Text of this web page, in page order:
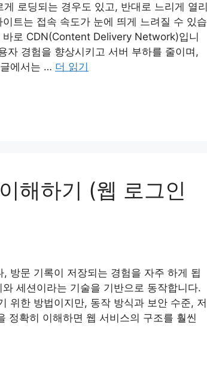
로딩되는 경우도 있고, 반대로 느리게 열리
트는 접속 속도가 눈에 띄게 느려질 수 있습
로 CDN(Content Delivery Network)입니
자 경험을 향상시키고 서버 부하를 줄이며,
에서는 … 더 읽기
해하기 (웹 로그인
방문 기록이 저장되는 경험을 자주 하게 됩
세션이라는 기술을 기반으로 동작합니다.
위한 방법이지만, 동작 방식과 보안 수준, 저
정확히 이해하면 웹 서비스의 구조를 훨씬